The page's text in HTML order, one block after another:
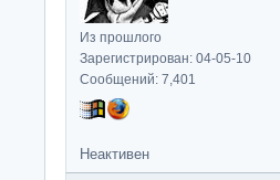
Из прошлого
Зарегистрирован: 04-05-10
Сообщений: 7,401
Неактивен